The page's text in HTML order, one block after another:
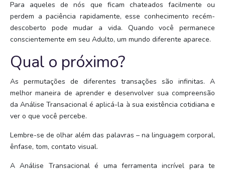
Para aqueles de nós que ficam chateados facilmente ou
perdem a paciência rapidamente, esse conhecimento recém-
descoberto pode mudar a vida. Quando você permanece
conscientemente em seu Adulto, um mundo diferente aparece.
Qual o próximo?
As permutações de diferentes transações são infinitas. A
melhor maneira de aprender e desenvolver sua compreensão
da Análise Transacional é aplicá-la à sua existência cotidiana e
ver o que você percebe.
Lembre-se de olhar além das palavras – na linguagem corporal,
ênfase, tom, contato visual.
A Análise Transacional é uma ferramenta incrível para te